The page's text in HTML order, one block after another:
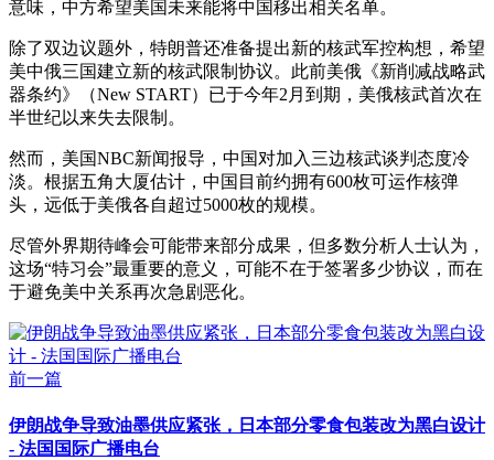
意味，中方希望美国未来能将中国移出相关名单。
除了双边议题外，特朗普还准备提出新的核武军控构想，希望
美中俄三国建立新的核武限制协议。此前美俄《新削减战略武
器条约》（New START）已于今年2月到期，美俄核武首次在
半世纪以来失去限制。
然而，美国NBC新闻报导，中国对加入三边核武谈判态度冷
淡。根据五角大厦估计，中国目前约拥有600枚可运作核弹
头，远低于美俄各自超过5000枚的规模。
尽管外界期待峰会可能带来部分成果，但多数分析人士认为，
这场“特习会”最重要的意义，可能不在于签署多少协议，而在
于避免美中关系再次急剧恶化。
前一篇
伊朗战争导致油墨供应紧张，日本部分零食包装改为黑白设计
- 法国国际广播电台